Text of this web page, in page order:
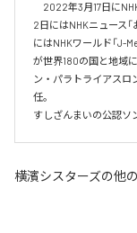
2022年3月17日に
2日にはNHKニュース
にはNHKワールド「J-
が世界180の国と地域
ン・パラトライアスロ
任。
すしざんまいの公認ソ
横濱シスターズの他